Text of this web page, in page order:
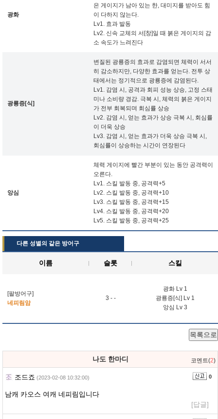
광화
은 게이지가 남아 있는 한, 대미지를 받아도 힘
이 다하지 않는다.
Lv1. 효과 발동
Lv2. 신속 교체의 서[창]일 때 붉은 게이지의 감
소 속도가 느려진다
광룡증[식]
변질된 광룡증의 효과로 감염되면 체력이 서서
히 감소하지만, 다양한 효과를 얻는다. 전투 상
태에서는 정기적으로 광룡증에 감염된다.
Lv1. 감염 시, 공격과 회피 성능 상승, 고정 스태
미나 소비량 경감. 극복 시, 체력의 붉은 게이지
가 전부 회복되며 회심률 상승
Lv2. 감염 시, 얻는 효과가 상승 극복 시, 회심률
이 더욱 상승
Lv3. 감염 시, 얻는 효과가 더욱 상승 극복 시,
회심률이 상승하는 시간이 연장된다
앙심
체력 게이지에 빨간 부분이 있는 동안 공격력이
오른다.
Lv1. 스킬 발동 중, 공격력+5
Lv2. 스킬 발동 중, 공격력+10
Lv3. 스킬 발동 중, 공격력+15
Lv4. 스킬 발동 중, 공격력+20
Lv5. 스킬 발동 중, 공격력+25
다른 성별의 같은 방어구
이름 슬롯 스킬
[팔방어구]
네피림암
3 - -
광화 Lv 1
광룡증[식] Lv 1
앙심 Lv 3
목록으로
나도 한마디 코멘트(2)
조드죠 (2023-02-08 10:32:00) 0
남캐 카오스 여캐 네피림입니다
[답글]